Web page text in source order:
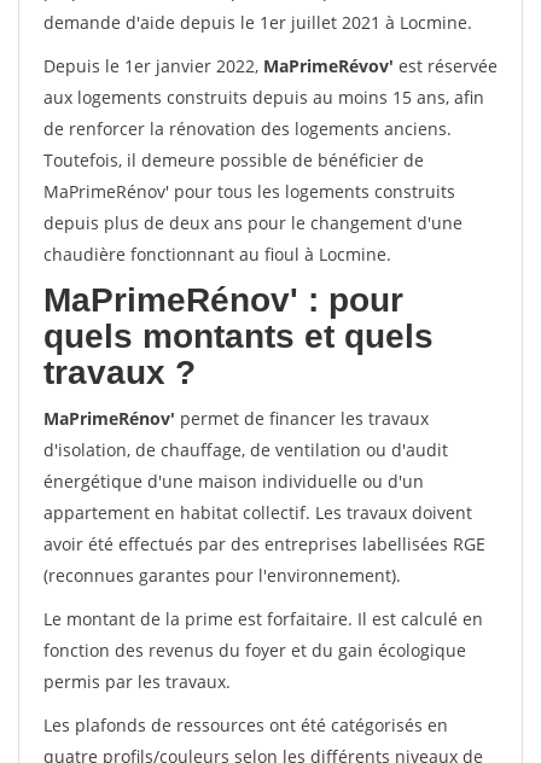
demande d'aide depuis le 1er juillet 2021 à Locmine.
Depuis le 1er janvier 2022, MaPrimeRévov' est réservée
aux logements construits depuis au moins 15 ans, afin
de renforcer la rénovation des logements anciens.
Toutefois, il demeure possible de bénéficier de
MaPrimeRénov' pour tous les logements construits
depuis plus de deux ans pour le changement d'une
chaudière fonctionnant au fioul à Locmine.
MaPrimeRénov' : pour
quels montants et quels
travaux ?
MaPrimeRénov' permet de financer les travaux
d'isolation, de chauffage, de ventilation ou d'audit
énergétique d'une maison individuelle ou d'un
appartement en habitat collectif. Les travaux doivent
avoir été effectués par des entreprises labellisées RGE
(reconnues garantes pour l'environnement).
Le montant de la prime est forfaitaire. Il est calculé en
fonction des revenus du foyer et du gain écologique
permis par les travaux.
Les plafonds de ressources ont été catégorisés en
quatre profils/couleurs selon les différents niveaux de